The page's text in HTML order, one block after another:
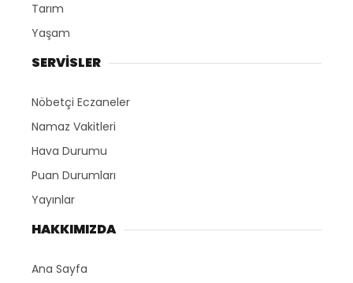
Tarım
Yaşam
SERVİSLER
Nöbetçi Eczaneler
Namaz Vakitleri
Hava Durumu
Puan Durumları
Yayınlar
HAKKIMIZDA
Ana Sayfa